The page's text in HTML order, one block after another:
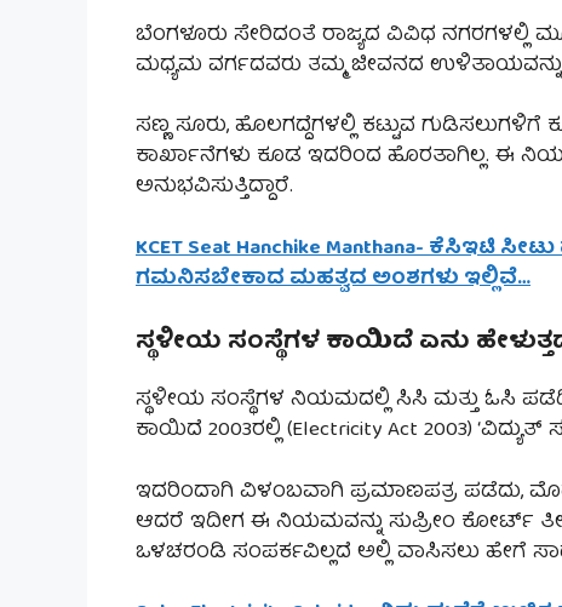
ಬೆಂಗಳೂರು ಸೇರಿದಂತೆ ರಾಜ್ಯದ ವಿವಿಧ ನಗರಗಳಲ್ಲಿ
ಮಧ್ಯಮ ವರ್ಗದವರು ತಮ್ಮ ಜೀವನದ ಉಳಿತಾಯವನ್ನು
ಸಣ್ಣ ಸೂರು, ಹೊಲಗದ್ದೆಗಳಲ್ಲಿ ಕಟ್ಟುವ ಗುಡಿಸಲುಗಳಿಗೆ
ಕಾರ್ಖಾನೆಗಳು ಕೂಡ ಇದರಿಂದ ಹೊರತಾಗಿಲ್ಲ. ಈ
ಅನುಭವಿಸುತ್ತಿದ್ದಾರೆ.
KCET Seat Hanchike Manthana- ಕೆಸಿಇಟಿ
ಗಮನಿಸಬೇಕಾದ ಮಹತ್ವದ ಅಂಶಗಳು ಇಲ್ಲಿವೆ…
ಸ್ಥಳೀಯ ಸಂಸ್ಥೆಗಳ ಕಾಯಿದೆ ಏನು
ಸ್ಥಳೀಯ ಸಂಸ್ಥೆಗಳ ನಿಯಮದಲ್ಲಿ ಸಿಸಿ ಮತ್ತು ಓಸಿ
ಕಾಯಿದೆ 2003ರಲ್ಲಿ (Electricity Act 2003)
ಇದರಿಂದಾಗಿ ವಿಳಂಬವಾಗಿ ಪ್ರಮಾಣಪತ್ರ ಪಡೆದು,
ಆದರೆ ಇದೀಗ ಈ ನಿಯಮವನ್ನು ಸುಪ್ರೀಂ ಕೋರ್ಟ್
ಒಳಚರಂಡಿ ಸಂಪರ್ಕವಿಲ್ಲದೆ ಅಲ್ಲಿ ವಾಸಿಸಲು ಹೇಗೆ